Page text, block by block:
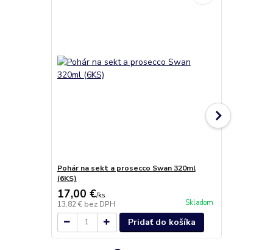
Pohár na sekt a prosecco Swan 320ml
(6KS)
17,00 €/ks
13,82 € bez DPH Skladom
Pridať do košíka